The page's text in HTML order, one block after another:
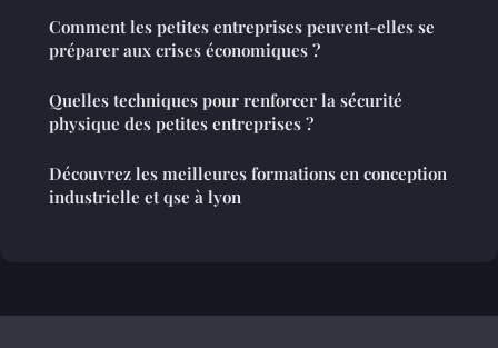
Comment les petites entreprises peuvent-elles se
préparer aux crises économiques ?
Quelles techniques pour renforcer la sécurité
physique des petites entreprises ?
Découvrez les meilleures formations en conception
industrielle et qse à lyon